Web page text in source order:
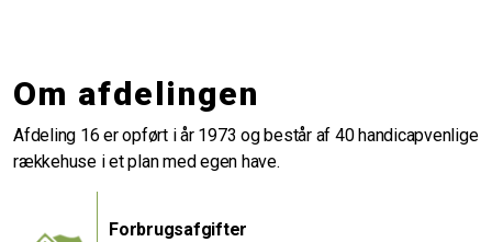
Om afdelingen
Afdeling 16 er opført i år 1973 og består af 40 handicapvenlige
rækkehuse i et plan med egen have.
Forbrugsafgifter